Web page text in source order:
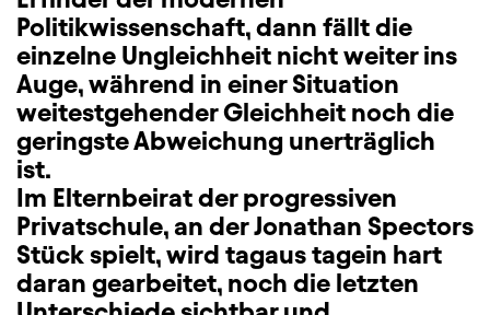
Politikwissenschaft, dann fällt die
einzelne Ungleichheit nicht weiter ins
Auge, während in einer Situation
weitestgehender Gleichheit noch die
geringste Abweichung unerträglich
ist.
Im Elternbeirat der progressiven
Privatschule, an der Jonathan Spectors
Stück spielt, wird tagaus tagein hart
daran gearbeitet, noch die letzten